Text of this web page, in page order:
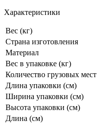
Характеристики
Вес (кг)
Страна изготовления
Материал
Вес в упаковке (кг)
Количество грузовых мест
Длина упаковки (см)
Ширина упаковки (см)
Высота упаковки (см)
Длина (см)